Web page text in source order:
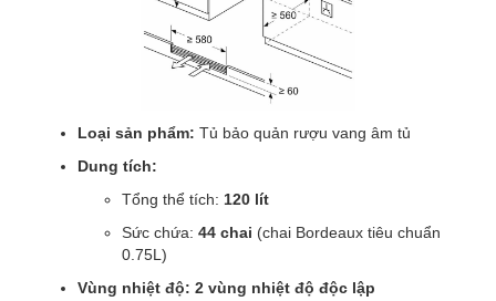
Loại sản phẩm: Tủ bảo quản rượu vang âm tủ
Dung tích:
Tổng thể tích: 120 lít
Sức chứa: 44 chai (chai Bordeaux tiêu chuẩn
0.75L)
Vùng nhiệt độ: 2 vùng nhiệt độ độc lập